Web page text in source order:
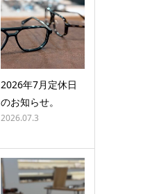
2026年7月定休日
のお知らせ。
2026.07.3